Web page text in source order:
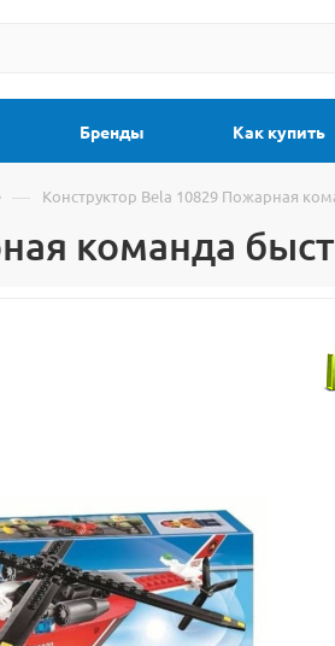
Бренды Как купить
— Конструктор Bela 10829 Пожарная
команда